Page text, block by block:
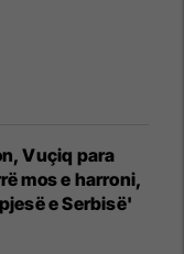
Vuçiq para
mos e harroni,
e Serbisë'